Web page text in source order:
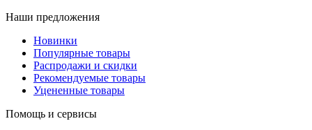
Наши предложения
Новинки
Популярные товары
Распродажи и скидки
Рекомендуемые товары
Уцененные товары
Помощь и сервисы